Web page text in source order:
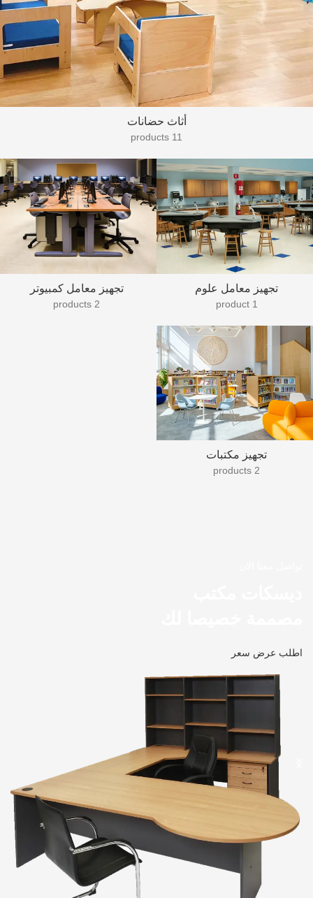
أثاث حضانات
11 products
تجهيز معامل علوم
1 product
تجهيز معامل كمبيوتر
2 products
تجهيز مكتبات
2 products
اطلب عرض سعر